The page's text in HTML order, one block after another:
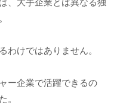
わけではありません。
ー企業で活躍できるの